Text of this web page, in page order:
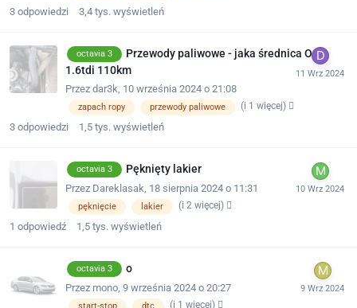
3 odpowiedzi 3,4 tys. wyświetleń
octavia 3
Przewody paliwowe - jaka średnica O3
1.6tdi 110km
Przez dar3k, 10 września 2024 o 21:08
zapach ropy przewody paliwowe (i 1 więcej)
3 odpowiedzi 1,5 tys. wyświetleń
octavia 3 Pęknięty lakier
Przez Dareklasak, 18 sierpnia 2024 o 11:31
pęknięcie lakier (i 2 więcej)
1 odpowiedź 1,5 tys. wyświetleń
octavia 3 o
Przez mono, 9 września 2024 o 20:27
(i 1 więcej)